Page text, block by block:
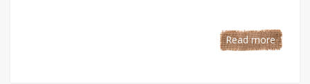
Read more